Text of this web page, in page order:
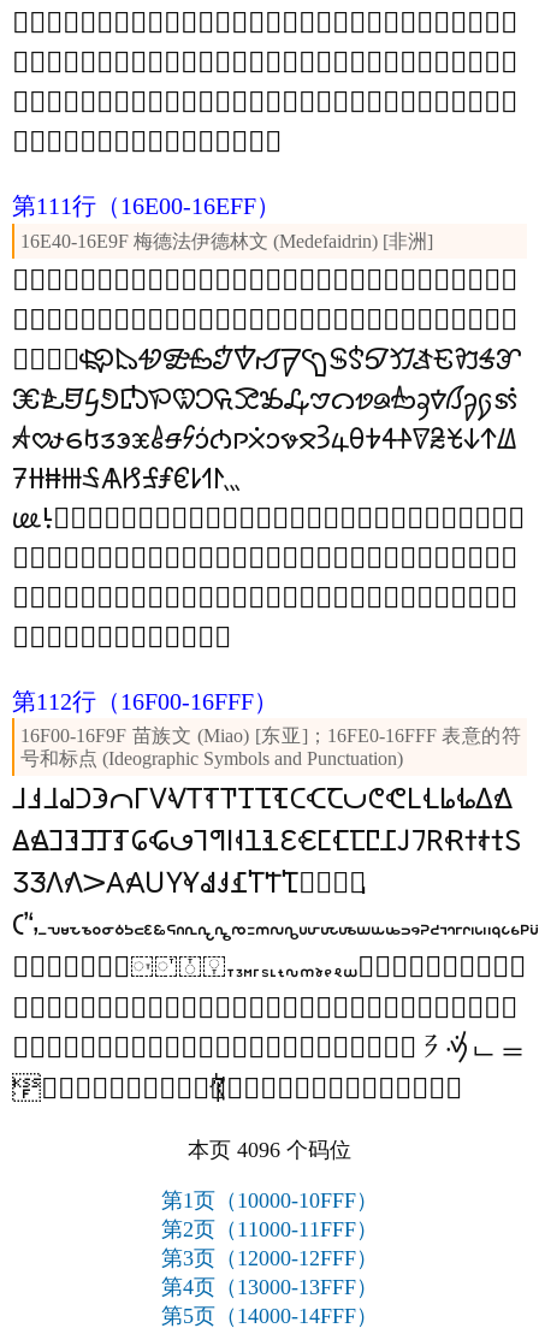
𖶖𖶗𖶘𖶙𖶚𖶛𖶜𖶝𖶞𖶟𖶠𖶡𖶢𖶣𖶤𖶥𖶦𖶧𖶨𖶩𖶪𖶫𖶬𖶭𖶮𖶯𖶰𖶱𖶲𖶳
𖶴𖶵𖶶𖶷𖶸𖶹𖶺𖶻𖶼𖶽𖶾𖶿𖷀𖷁𖷂𖷃𖷄𖷅𖷆𖷇𖷈𖷉𖷊𖷋𖷌𖷍𖷎𖷏𖷐𖷑
𖷒𖷓𖷔𖷕𖷖𖷗𖷘𖷙𖷚𖷛𖷜𖷝𖷞𖷟𖷠𖷡𖷢𖷣𖷤𖷥𖷦𖷧𖷨𖷩𖷪𖷫𖷬𖷭𖷮𖷯
𖷰𖷱𖷲𖷳𖷴𖷵𖷶𖷷𖷸𖷹𖷺𖷻𖷼𖷽𖷾𖷿
第111行 （16E00-16EFF）
16E40-16E9F 梅德法伊德林文 (Medefaidrin) [非洲]
𖸀𖸁𖸂𖸃𖸄𖸅𖸆𖸇𖸈𖸉𖸊𖸋𖸌𖸍𖸎𖸏𖸐𖸑𖸒𖸓𖸔𖸕𖸖𖸗𖸘𖸙𖸚𖸛𖸜𖸝
𖸞𖸟𖸠𖸡𖸢𖸣𖸤𖸥𖸦𖸧𖸨𖸩𖸪𖸫𖸬𖸭𖸮𖸯𖸰𖸱𖸲𖸳𖸴𖸵𖸶𖸷𖸸𖸹𖸺𖸻
𖸼𖸽𖸾𖸿𖹀𖹁𖹂𖹃𖹄𖹅𖹆𖹇𖹈𖹉𖹊𖹋𖹌𖹍𖹎𖹏𖹐𖹑𖹒
𖹓𖹔𖹕𖹖𖹗𖹘𖹙𖹚𖹛𖹜𖹝𖹞𖹟𖹠𖹡𖹢𖹣𖹤𖹥𖹦𖹧𖹨𖹩𖹪𖹫
𖹬𖹭𖹮𖹯𖹰𖹱𖹲𖹳𖹴𖹵𖹶𖹷𖹸𖹹𖹺𖹻𖹼𖹽𖹾𖹿𖺀𖺁𖺂𖺃𖺄𖺅𖺆𖺇𖺈𖺉
𖺊𖺋𖺌𖺍𖺎𖺏𖺐𖺑𖺒𖺓𖺔𖺕𖺖𖺗𖺘
𖺙𖺚𖺛𖺜𖺝𖺞𖺟𖺠𖺡𖺢𖺣𖺤𖺥𖺦𖺧𖺨𖺩𖺪𖺫𖺬𖺭𖺮𖺯𖺰𖺱𖺲𖺳𖺴𖺵𖺶
𖺷𖺸𖺹𖺺𖺻𖺼𖺽𖺾𖺿𖻀𖻁𖻂𖻃𖻄𖻅𖻆𖻇𖻈𖻉𖻊𖻋𖻌𖻍𖻎𖻏𖻐𖻑𖻒𖻓𖻔
𖻕𖻖𖻗𖻘𖻙𖻚𖻛𖻜𖻝𖻞𖻟𖻠𖻡𖻢𖻣𖻤𖻥𖻦𖻧𖻨𖻩𖻪𖻫𖻬𖻭𖻮𖻯𖻰𖻱𖻲
𖻳𖻴𖻵𖻶𖻷𖻸𖻹𖻺𖻻𖻼𖻽𖻾𖻿
第112行 （16F00-16FFF）
16F00-16F9F 苗族文 (Miao) [东亚]；16FE0-16FFF 表意的符
号和标点 (Ideographic Symbols and Punctuation)
𖼀𖼁𖼂𖼃𖼄𖼅𖼆𖼇𖼈𖼉𖼊𖼋𖼌𖼍𖼎𖼏𖼐𖼑𖼒𖼓𖼔𖼕𖼖𖼗𖼘𖼙𖼚𖼛
𖼜𖼝𖼞𖼟𖼠𖼡𖼢𖼣𖼤𖼥𖼦𖼧𖼨𖼩𖼪𖼫𖼬𖼭𖼮𖼯𖼰𖼱𖼲𖼳𖼴𖼵𖼶𖼷𖼸𖼹𖼺
𖼻𖼼𖼽𖼾𖼿𖽀𖽁𖽂𖽃𖽄𖽅𖽆𖽇𖽈𖽉𖽊𖽋𖽌𖽍𖽎
𖾈𖾉𖾊𖾋𖾌𖾍𖾎𖾏𖾓𖾔𖾕𖾖𖾗𖾘𖾙𖾚𖾛𖾜𖾝𖾞𖾟𖾠𖾡𖾢𖾣𖾤𖾥𖾦𖾧𖾨𖾩
𖾪𖾫𖾬𖾭𖾮𖾯𖾰𖾱𖾲𖾳𖾴𖾵𖾶𖾷𖾸𖾹𖾺𖾻𖾼𖾽𖾾𖾿𖿀𖿁𖿂𖿃𖿄𖿅𖿆𖿇
𖿈𖿉𖿊𖿋𖿌𖿍𖿎𖿏𖿐𖿑𖿒𖿓𖿔𖿕𖿖𖿗𖿘𖿙𖿚𖿛𖿜𖿝𖿞𖿟 𖿠 𖿡 𖿢 𖿣
𖿤𖿥𖿦𖿧𖿨𖿩𖿪𖿫𖿬𖿭𖿮𖿯𖿲𖿳𖿴𖿵𖿶𖿷𖿸𖿹𖿺𖿻𖿼𖿽𖿾𖿿
本页 4096 个码位
第1页（10000-10FFF）
第2页（11000-11FFF）
第3页（12000-12FFF）
第4页（13000-13FFF）
第5页（14000-14FFF）